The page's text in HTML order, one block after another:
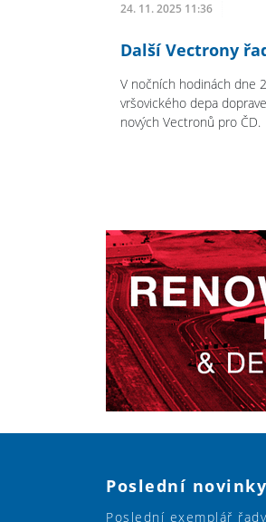
24. 11. 2025 11:36
Další Vectrony
V nočních hodinách dne
vršovického depa
nových Vectronů pro ČD.
Poslední novinky
Poslední exemplář